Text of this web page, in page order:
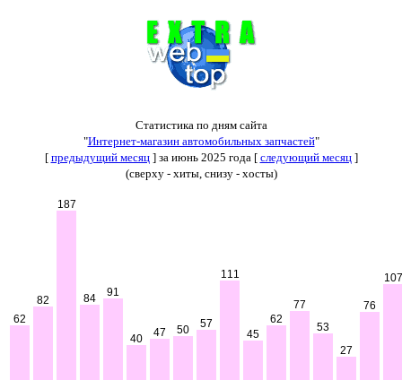
Статистика по дням сайта
"Интернет-магазин автомобильных запчастей"
[ предыдущий месяц] за июнь 2025 года [ следующий месяц]
(сверху - хиты, снизу - хосты)
62
82
187
84 91
40 47 50 57
111
45
62
77
53
27
76
107